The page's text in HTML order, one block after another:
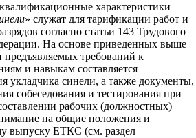
характеристики
» служат для тарификации работ и
согласно статьи 143 Трудового
На основе приведенных выше
предъявляемых требований к
и навыкам составляется
укладчика синели, а также документы,
собеседования и тестирования при
рабочих (должностных)
на общие положения и
выпуску ЕТКС (см. раздел